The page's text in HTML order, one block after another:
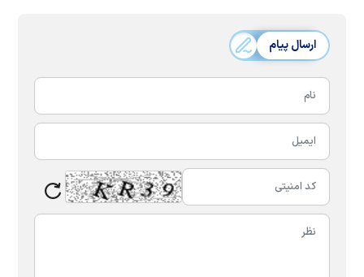
ارسال پیام